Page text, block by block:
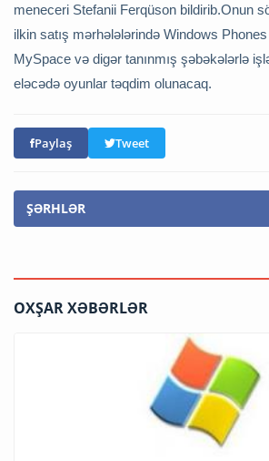
meneceri Stefanii Ferqüson bildirib.Onun
ilkin satış mərhələlərində Windows
MySpace və digər tanınmış şəbəkələrlə
eləcədə oyunlar təqdim olunacaq.
Paylaş Tweet
ŞƏRHLƏR
OXŞAR XƏBƏRLƏR